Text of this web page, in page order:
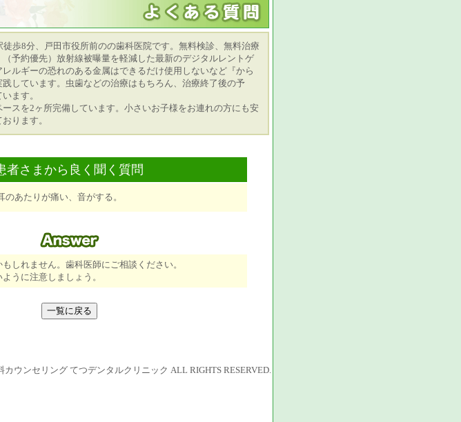
歩8分、戸田市役所前のの歯科医院です。無料検診、無料治療
予約優先）放射線被曝量を軽減した最新のデジタルレントゲ
ルギーの恐れのある金属はできるだけ使用しないなど『から
しています。虫歯などの治療はもちろん、治療終了後の予
ます。
スを2ヶ所完備しています。小さいお子様をお連れの方にも安
ります。
者さまから良く聞く質問
のあたりが痛い、音がする。
しれません。歯科医師にご相談ください。
うに注意しましょう。
カウンセリング てつデンタルクリニック ALL RIGHTS RESERVED.